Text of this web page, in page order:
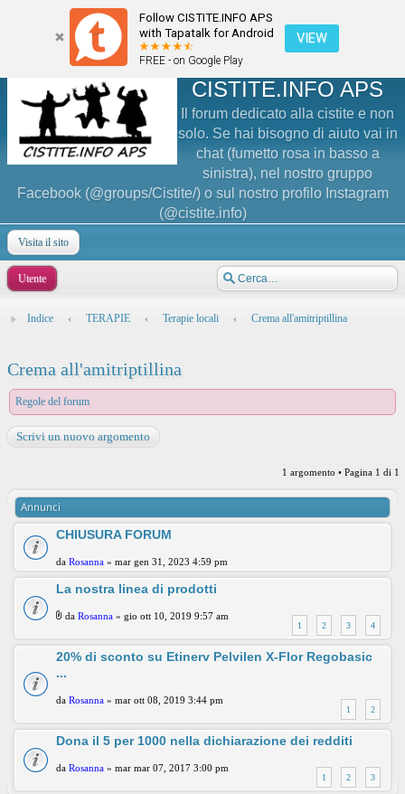
Follow CISTITE.INFO APS
with Tapatalk for Android
FREE - on Google Play
VIEW
CISTITE.INFO APS
Il forum dedicato alla cistite e non
solo. Se hai bisogno di aiuto vai in
chat (fumetto rosa in basso a
sinistra), nel nostro gruppo
Facebook (@groups/Cistite/) o sul nostro profilo Instagram
(@cistite.info)
Visita il sito
Utente
Indice ‹ TERAPIE ‹ Terapie locali ‹ Crema all'amitriptillina
Crema all'amitriptillina
Regole del forum
Scrivi un nuovo argomento
1 argomento • Pagina 1 di 1
Annunci
CHIUSURA FORUM
da Rosanna » mar gen 31, 2023 4:59 pm
La nostra linea di prodotti
1 2 3 4
da Rosanna » gio ott 10, 2019 9:57 am
20% di sconto su Etinerv Pelvilen X-Flor Regobasic
...
1 2
da Rosanna » mar ott 08, 2019 3:44 pm
Dona il 5 per 1000 nella dichiarazione dei redditi
1 2 3
da Rosanna » mar mar 07, 2017 3:00 pm